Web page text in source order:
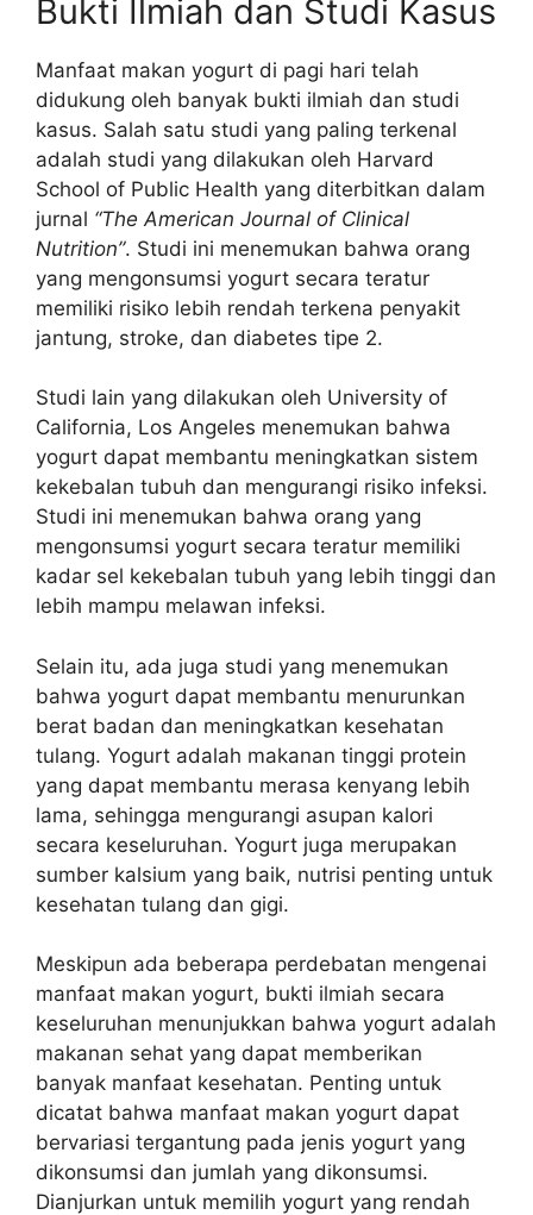
Bukti Ilmiah dan Studi Kasus
Manfaat makan yogurt di pagi hari telah
didukung oleh banyak bukti ilmiah dan studi
kasus. Salah satu studi yang paling terkenal
adalah studi yang dilakukan oleh Harvard
School of Public Health yang diterbitkan dalam
jurnal “The American Journal of Clinical
Nutrition”. Studi ini menemukan bahwa orang
yang mengonsumsi yogurt secara teratur
memiliki risiko lebih rendah terkena penyakit
jantung, stroke, dan diabetes tipe 2.
Studi lain yang dilakukan oleh University of
California, Los Angeles menemukan bahwa
yogurt dapat membantu meningkatkan sistem
kekebalan tubuh dan mengurangi risiko infeksi.
Studi ini menemukan bahwa orang yang
mengonsumsi yogurt secara teratur memiliki
kadar sel kekebalan tubuh yang lebih tinggi dan
lebih mampu melawan infeksi.
Selain itu, ada juga studi yang menemukan
bahwa yogurt dapat membantu menurunkan
berat badan dan meningkatkan kesehatan
tulang. Yogurt adalah makanan tinggi protein
yang dapat membantu merasa kenyang lebih
lama, sehingga mengurangi asupan kalori
secara keseluruhan. Yogurt juga merupakan
sumber kalsium yang baik, nutrisi penting untuk
kesehatan tulang dan gigi.
Meskipun ada beberapa perdebatan mengenai
manfaat makan yogurt, bukti ilmiah secara
keseluruhan menunjukkan bahwa yogurt adalah
makanan sehat yang dapat memberikan
banyak manfaat kesehatan. Penting untuk
dicatat bahwa manfaat makan yogurt dapat
bervariasi tergantung pada jenis yogurt yang
dikonsumsi dan jumlah yang dikonsumsi.
Dianjurkan untuk memilih yogurt yang rendah